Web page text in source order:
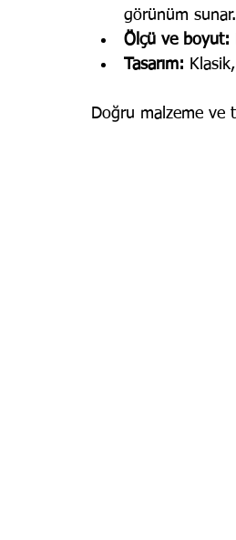
görünüm sunar.
Ölçü ve boyut:
Tasarım:
Doğru malzeme ve